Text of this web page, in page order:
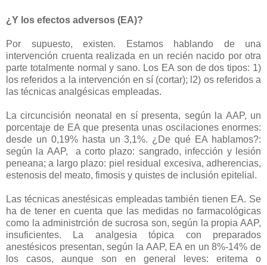
¿Y los efectos adversos (EA)?
Por supuesto, existen. Estamos hablando de una
intervención cruenta realizada en un recién nacido por otra
parte totalmente normal y sano. Los EA son de dos tipos: 1)
los referidos a la intervención en sí (cortar); l2) os referidos a
las técnicas analgésicas empleadas.
La circuncisión neonatal en sí presenta, según la AAP, un
porcentaje de EA que presenta unas oscilaciones enormes:
desde un 0,19% hasta un 3,1%. ¿De qué EA hablamos?:
según la AAP, a corto plazo: sangrado, infección y lesión
peneana; a largo plazo: piel residual excesiva, adherencias,
estenosis del meato, fimosis y quistes de inclusión epitelial.
Las técnicas anestésicas empleadas también tienen EA. Se
ha de tener en cuenta que las medidas no farmacológicas
como la administrción de sucrosa son, según la propia AAP,
insuficientes. La analgesia tópica con preparados
anestésicos presentan, según la AAP, EA en un 8%-14% de
los casos, aunque son en general leves: eritema o